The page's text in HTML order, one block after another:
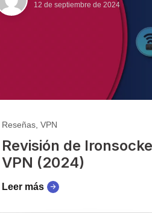
12 de septiembre de 2024
Reseñas, VPN
Revisión de
VPN (2024)
Leer más